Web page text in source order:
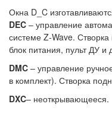
Окна D_C
DEC – управление
системе Z-Wave.
блок питания, пульт ДУ и
DMC – управление
в комплект). Створка
DXC– неоткрывающееся.